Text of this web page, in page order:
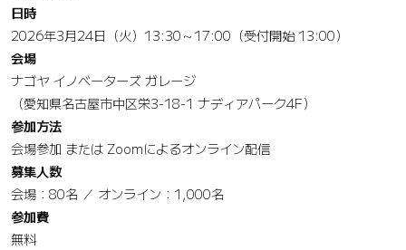
日時
2026年3月24日（火）13:30～17:00（受付開始 13:00）
会場
ナゴヤ イノベーターズ ガレージ
（愛知県名古屋市中区栄3-18-1 ナディアパーク4F）
参加方法
会場参加 または Zoomによるオンライン配信
募集人数
会場：80名 ／ オンライン：1,000名
参加費
無料